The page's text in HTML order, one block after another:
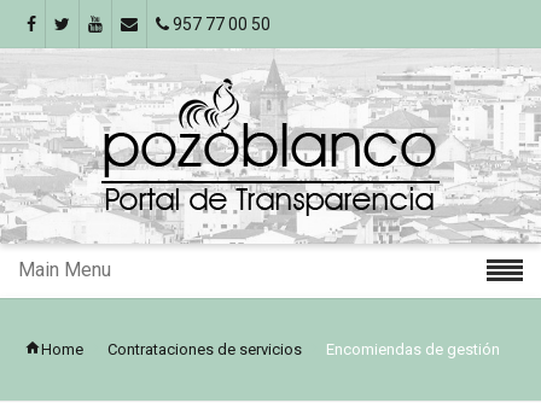
957 77 00 50
Main Menu
Home Contrataciones de servicios Encomiendas de gestión